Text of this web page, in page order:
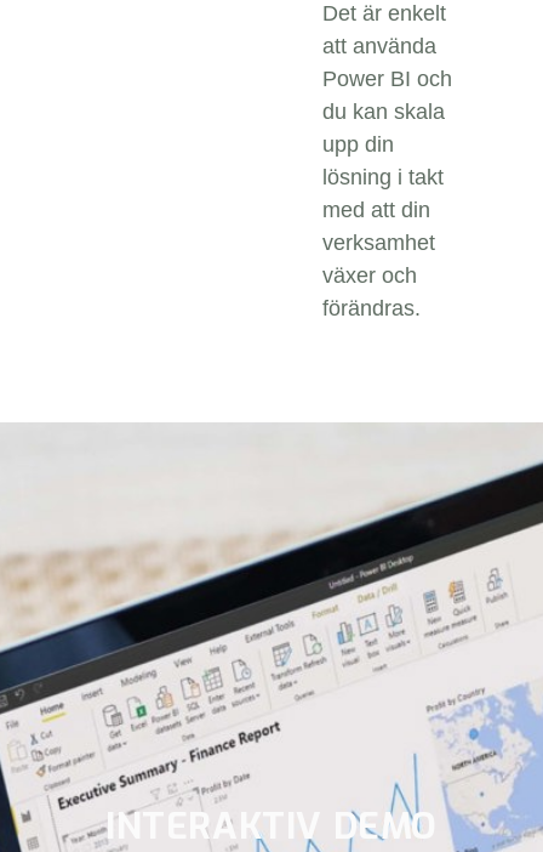
Det är enkelt
att använda
Power BI och
du kan skala
upp din
lösning i takt
med att din
verksamhet
växer och
förändras.
INTERAKTIV DEMO